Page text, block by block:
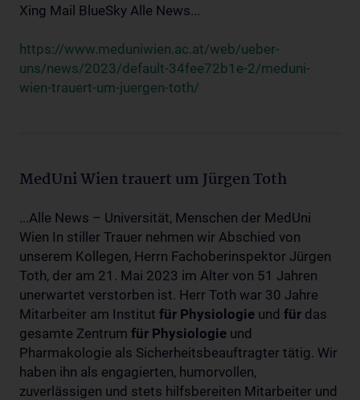
Xing Mail BlueSky Alle News...
https://www.meduniwien.ac.at/web/ueber-
uns/news/2023/default-34fee72b1e-2/meduni-
wien-trauert-um-juergen-toth/
MedUni Wien trauert um Jürgen Toth
...Alle News – Universität, Menschen der MedUni
Wien In stiller Trauer nehmen wir Abschied von
unserem Kollegen, Herrn Fachoberinspektor Jürgen
Toth, der am 21. Mai 2023 im Alter von 51 Jahren
unerwartet verstorben ist. Herr Toth war 30 Jahre
Mitarbeiter am Institut für Physiologie und für das
gesamte Zentrum für Physiologie und
Pharmakologie als Sicherheitsbeauftragter tätig. Wir
haben ihn als engagierten, humorvollen,
zuverlässigen und stets hilfsbereiten Mitarbeiter und